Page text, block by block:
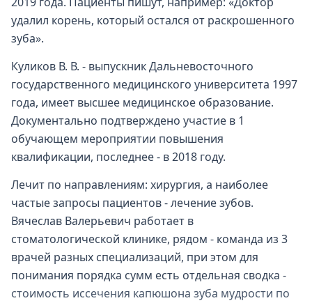
удалил корень, который остался от раскрошенного
зуба».
Куликов В. В. - выпускник Дальневосточного
государственного медицинского университета 1997
года, имеет высшее медицинское образование.
Документально подтверждено участие в 1
обучающем мероприятии повышения
квалификации, последнее - в 2018 году.
Лечит по направлениям: хирургия, а наиболее
частые запросы пациентов - лечение зубов.
Вячеслав Валерьевич работает в
стоматологической клинике, рядом - команда из 3
врачей разных специализаций, при этом для
понимания порядка сумм есть отдельная сводка -
стоимость иссечения капюшона зуба мудрости по